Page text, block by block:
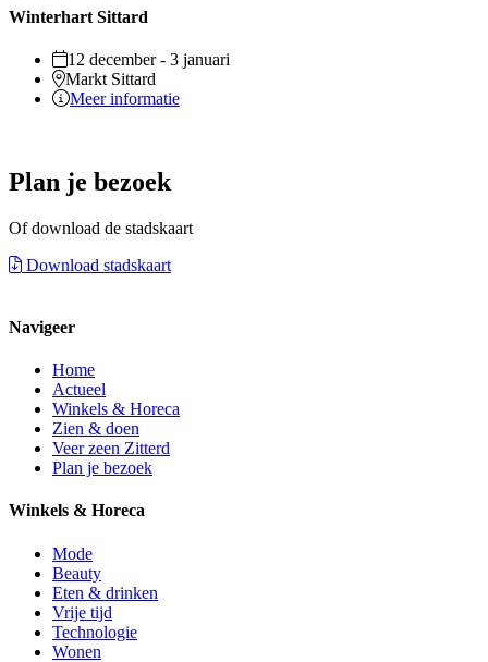
Winterhart Sittard
12 december - 3 januari
Markt Sittard
Meer informatie
Plan je bezoek
Of download de stadskaart
Download stadskaart
Navigeer
Home
Actueel
Winkels & Horeca
Zien & doen
Veer zeen Zitterd
Plan je bezoek
Winkels & Horeca
Mode
Beauty
Eten & drinken
Vrije tijd
Technologie
Wonen